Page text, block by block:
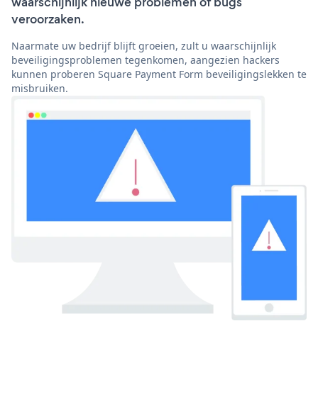
veroorzaken.
Naarmate uw bedrijf blijft groeien, zult u waarschijnlijk
beveiligingsproblemen tegenkomen, aangezien hackers
kunnen proberen Square Payment Form beveiligingslekken te
misbruiken.